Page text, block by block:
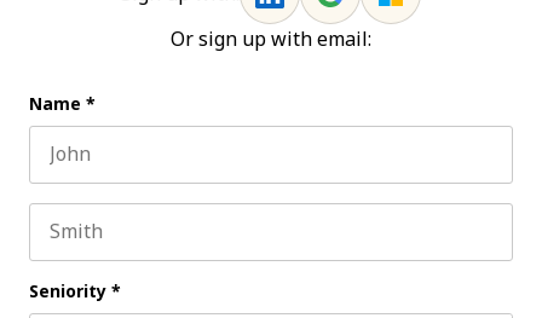
Or sign up with email:
Name *
Seniority *